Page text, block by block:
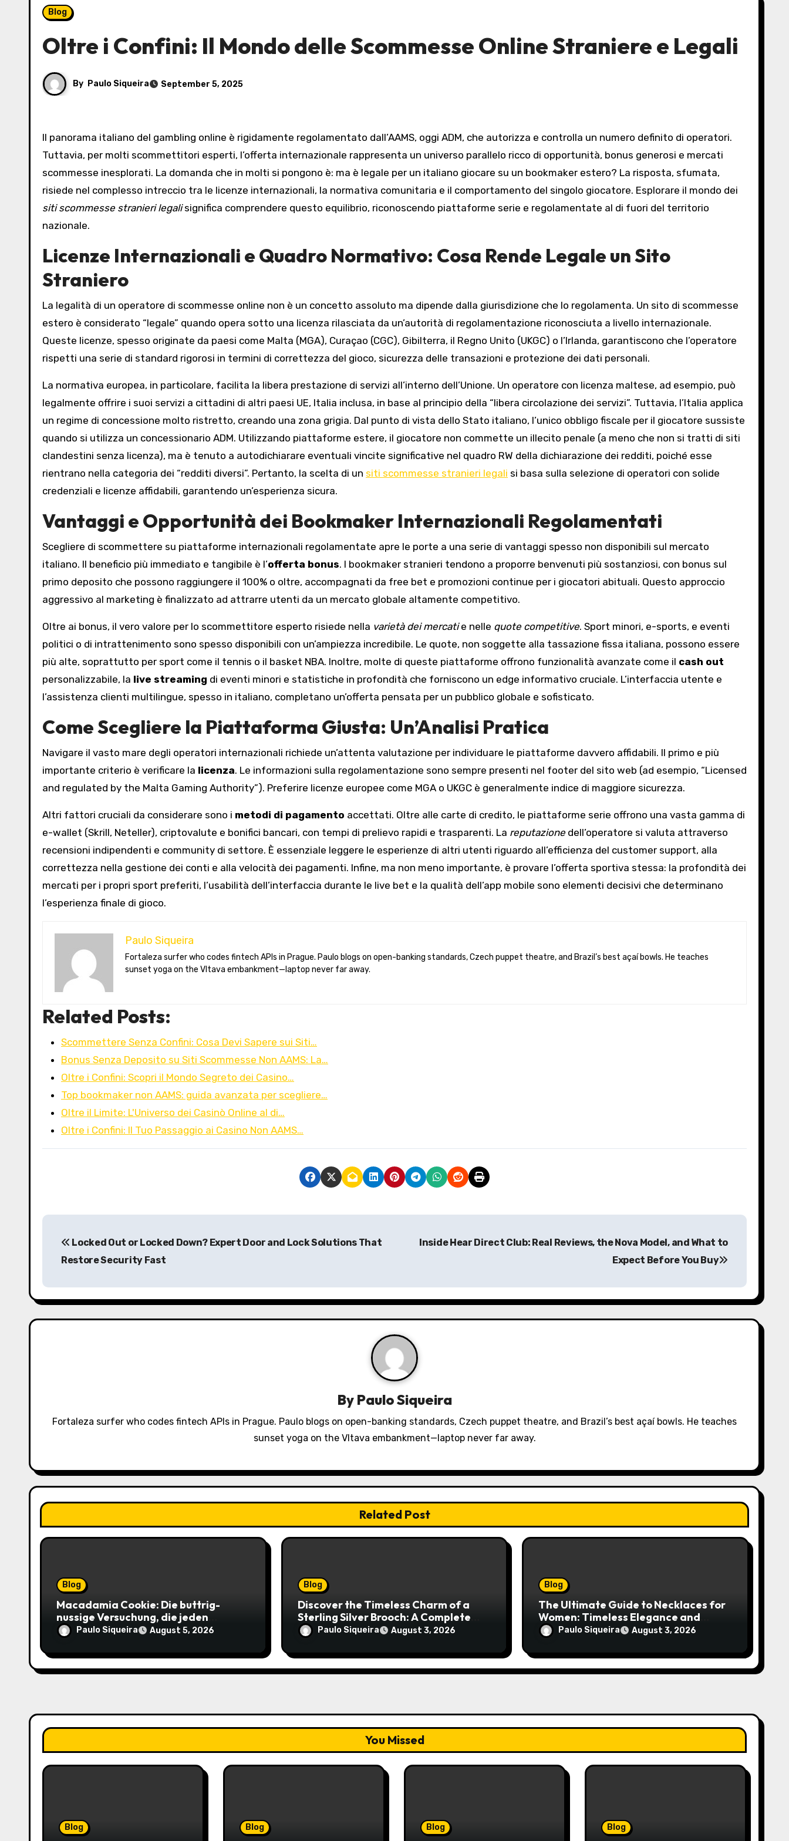
Blog
Oltre i Confini: Il Mondo delle Scommesse Online Straniere e Legali
By Paulo Siqueira September 5, 2025
Il panorama italiano del gambling online è rigidamente regolamentato dall’AAMS, oggi ADM, che autorizza e controlla un numero definito di operatori.
Tuttavia, per molti scommettitori esperti, l’offerta internazionale rappresenta un universo parallelo ricco di opportunità, bonus generosi e mercati
scommesse inesplorati. La domanda che in molti si pongono è: ma è legale per un italiano giocare su un bookmaker estero? La risposta, sfumata,
risiede nel complesso intreccio tra le licenze internazionali, la normativa comunitaria e il comportamento del singolo giocatore. Esplorare il mondo dei
siti scommesse stranieri legalisignifica comprendere questo equilibrio, riconoscendo piattaforme serie e regolamentate al di fuori del territorio
nazionale.
Licenze Internazionali e Quadro Normativo: Cosa Rende Legale un Sito
Straniero
La legalità di un operatore di scommesse online non è un concetto assoluto ma dipende dalla giurisdizione che lo regolamenta. Un sito di scommesse
estero è considerato “legale” quando opera sotto una licenza rilasciata da un’autorità di regolamentazione riconosciuta a livello internazionale.
Queste licenze, spesso originate da paesi come Malta (MGA), Curaçao (CGC), Gibilterra, il Regno Unito (UKGC) o l’Irlanda, garantiscono che l’operatore
rispetti una serie di standard rigorosi in termini di correttezza del gioco, sicurezza delle transazioni e protezione dei dati personali.
La normativa europea, in particolare, facilita la libera prestazione di servizi all’interno dell’Unione. Un operatore con licenza maltese, ad esempio, può
legalmente offrire i suoi servizi a cittadini di altri paesi UE, Italia inclusa, in base al principio della “libera circolazione dei servizi”. Tuttavia, l’Italia applica
un regime di concessione molto ristretto, creando una zona grigia. Dal punto di vista dello Stato italiano, l’unico obbligo fiscale per il giocatore sussiste
quando si utilizza un concessionario ADM. Utilizzando piattaforme estere, il giocatore non commette un illecito penale (a meno che non si tratti di siti
clandestini senza licenza), ma è tenuto a autodichiarare eventuali vincite significative nel quadro RW della dichiarazione dei redditi, poiché esse
rientrano nella categoria dei “redditi diversi”. Pertanto, la scelta di un siti scommesse stranieri legali si basa sulla selezione di operatori con solide
credenziali e licenze affidabili, garantendo un’esperienza sicura.
Vantaggi e Opportunità dei Bookmaker Internazionali Regolamentati
Scegliere di scommettere su piattaforme internazionali regolamentate apre le porte a una serie di vantaggi spesso non disponibili sul mercato
italiano. Il beneficio più immediato e tangibile è l’offerta bonus. I bookmaker stranieri tendono a proporre benvenuti più sostanziosi, con bonus sul
primo deposito che possono raggiungere il 100% o oltre, accompagnati da free bet e promozioni continue per i giocatori abituali. Questo approccio
aggressivo al marketing è finalizzato ad attrarre utenti da un mercato globale altamente competitivo.
Oltre ai bonus, il vero valore per lo scommettitore esperto risiede nella varietà dei mercatie nelle quote competitive. Sport minori, e-sports, e eventi
politici o di intrattenimento sono spesso disponibili con un’ampiezza incredibile. Le quote, non soggette alla tassazione fissa italiana, possono essere
più alte, soprattutto per sport come il tennis o il basket NBA. Inoltre, molte di queste piattaforme offrono funzionalità avanzate come il cash out
personalizzabile, la live streaming di eventi minori e statistiche in profondità che forniscono un edge informativo cruciale. L’interfaccia utente e
l’assistenza clienti multilingue, spesso in italiano, completano un’offerta pensata per un pubblico globale e sofisticato.
Come Scegliere la Piattaforma Giusta: Un’Analisi Pratica
Navigare il vasto mare degli operatori internazionali richiede un’attenta valutazione per individuare le piattaforme davvero affidabili. Il primo e più
importante criterio è verificare la licenza. Le informazioni sulla regolamentazione sono sempre presenti nel footer del sito web (ad esempio, “Licensed
and regulated by the Malta Gaming Authority”). Preferire licenze europee come MGA o UKGC è generalmente indice di maggiore sicurezza.
Altri fattori cruciali da considerare sono i metodi di pagamento accettati. Oltre alle carte di credito, le piattaforme serie offrono una vasta gamma di
e-wallet (Skrill, Neteller), criptovalute e bonifici bancari, con tempi di prelievo rapidi e trasparenti. La reputazione dell’operatore si valuta attraverso
recensioni indipendenti e community di settore. È essenziale leggere le esperienze di altri utenti riguardo all’efficienza del customer support, alla
correttezza nella gestione dei conti e alla velocità dei pagamenti. Infine, ma non meno importante, è provare l’offerta sportiva stessa: la profondità dei
mercati per i propri sport preferiti, l’usabilità dell’interfaccia durante le live bet e la qualità dell’app mobile sono elementi decisivi che determinano
l’esperienza finale di gioco.
Paulo Siqueira
Fortaleza surfer who codes fintech APIs in Prague. Paulo blogs on open-banking standards, Czech puppet theatre, and Brazil’s best açaí bowls. He teaches
sunset yoga on the Vltava embankment—laptop never far away.
Related Posts:
Scommettere Senza Confini: Cosa Devi Sapere sui Siti…
Bonus Senza Deposito su Siti Scommesse Non AAMS: La…
Oltre i Confini: Scopri il Mondo Segreto dei Casino…
Top bookmaker non AAMS: guida avanzata per scegliere…
Oltre il Limite: L'Universo dei Casinò Online al di…
Oltre i Confini: Il Tuo Passaggio ai Casino Non AAMS…
P
t
n
t
i
o
n
Locked Out or Locked Down? Expert Door and Lock Solutions That
Restore Security Fast
Inside Hear Direct Club: Real Reviews, the Nova Model, and What to
Expect Before You Buy
By Paulo Siqueira
Fortaleza surfer who codes fintech APIs in Prague. Paulo blogs on open-banking standards, Czech puppet theatre, and Brazil’s best açaí bowls. He teaches
sunset yoga on the Vltava embankment—laptop never far away.
Related Post
Blog
Macadamia Cookie: Die buttrig-
nussige Versuchung, die jeden
Keksliebhaber verführt
Paulo Siqueira August 5, 2026
Blog
Discover the Timeless Charm of a
Sterling Silver Brooch: A Complete
Style Companion
Paulo Siqueira August 3, 2026
Blog
The Ultimate Guide to Necklaces for
Women: Timeless Elegance and
Modern Trends
Paulo Siqueira August 3, 2026
You Missed
Blog Blog Blog Blog